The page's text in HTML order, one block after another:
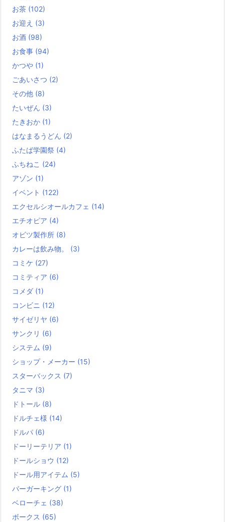
お茶 (102)
お迎え (3)
お酒 (98)
お食事 (94)
かつや (1)
ごあいさつ (2)
その他 (8)
たいぜん (3)
たきおか (1)
はなまるうどん (2)
ふたば学園祭 (4)
ふちねこ (24)
アゾン (1)
イベント (122)
エクセルシオールカフェ (14)
エチオピア (4)
オビツ製作所 (8)
カレーは飲み物。 (3)
コミケ (27)
コミティア (6)
コメダ (1)
コンビニ (12)
サイゼリヤ (6)
サンクリ (6)
システム (9)
ショップ・メーカー (15)
スターバックス (7)
タニマ (3)
ドトール (8)
ドルチェ様 (14)
ドルパ (6)
ドーリーテリア (1)
ドールショウ (12)
ドール用アイテム (5)
バーガーキング (1)
ベローチェ (38)
ボークス (65)